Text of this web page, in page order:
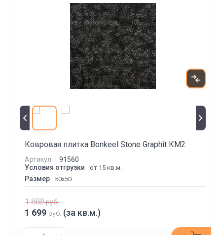
Ковровая плитка Bonkeel Stone Graphit КМ2
Артикул:
91560
Условия отгрузки
от 15 кв.м.
Размер 50x50
1 888руб.
1 699 руб. (за кв.м.)